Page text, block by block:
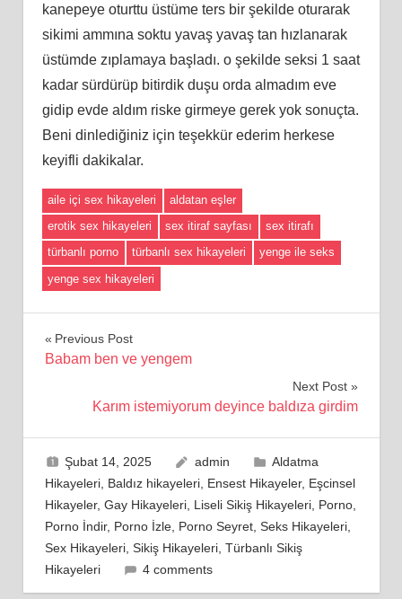
kanepeye oturttu üstüme ters bir şekilde oturarak
sikimi ammına soktu yavaş yavaş tan hızlanarak
üstümde zıplamaya başladı. o şekilde seksi 1 saat
kadar sürdürüp bitirdik duşu orda almadım eve
gidip evde aldım riske girmeye gerek yok sonuçta.
Beni dinlediğiniz için teşekkür ederim herkese
keyifli dakikalar.
aile içi sex hikayeleri
aldatan eşler
erotik sex hikayeleri
sex itiraf sayfası
sex itirafı
türbanlı porno
türbanlı sex hikayeleri
yenge ile seks
yenge sex hikayeleri
Yazı
Previous Post
Babam ben ve yengem
Next Post
Karım istemiyorum deyince baldıza girdim
Şubat 14, 2025 admin
Aldatma
Hikayeleri, Baldız hikayeleri, Ensest Hikayeler, Eşcinsel
Hikayeler, Gay Hikayeleri, Liseli Sikiş Hikayeleri, Porno,
Porno İndir, Porno İzle, Porno Seyret, Seks Hikayeleri,
Sex Hikayeleri, Sikiş Hikayeleri, Türbanlı Sikiş
Hikayeleri
4 comments